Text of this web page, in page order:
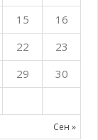
15
16
22
23
29
30
Сен »